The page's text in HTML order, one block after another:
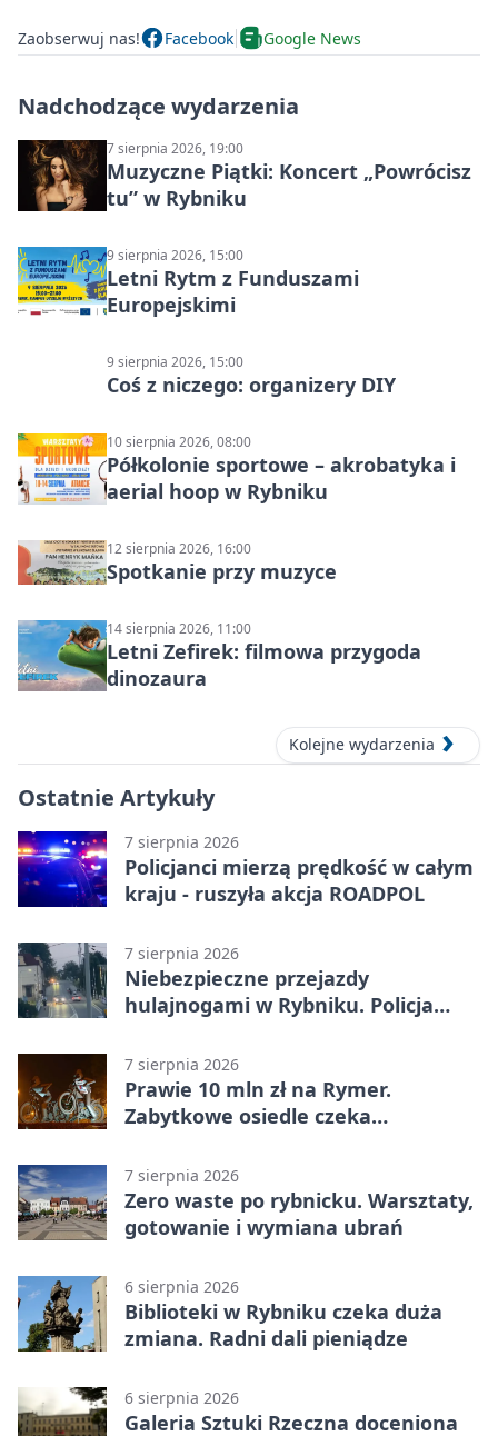
Zaobserwuj nas! Facebook Google News
Nadchodzące wydarzenia
7 sierpnia 2026, 19:00
Muzyczne Piątki: Koncert „Powrócisz
tu” w Rybniku
9 sierpnia 2026, 15:00
Letni Rytm z Funduszami
Europejskimi
9 sierpnia 2026, 15:00
Coś z niczego: organizery DIY
10 sierpnia 2026, 08:00
Półkolonie sportowe – akrobatyka i
aerial hoop w Rybniku
12 sierpnia 2026, 16:00
Spotkanie przy muzyce
14 sierpnia 2026, 11:00
Letni Zefirek: filmowa przygoda
dinozaura
Kolejne wydarzenia
Ostatnie Artykuły
7 sierpnia 2026
Policjanci mierzą prędkość w całym
kraju - ruszyła akcja ROADPOL
7 sierpnia 2026
Niebezpieczne przejazdy
hulajnogami w Rybniku. Policja
7 sierpnia 2026
Prawie 10 mln zł na Rymer.
Zabytkowe osiedle czeka
7 sierpnia 2026
Zero waste po rybnicku. Warsztaty,
gotowanie i wymiana ubrań
6 sierpnia 2026
Biblioteki w Rybniku czeka duża
zmiana. Radni dali pieniądze
6 sierpnia 2026
Galeria Sztuki Rzeczna doceniona